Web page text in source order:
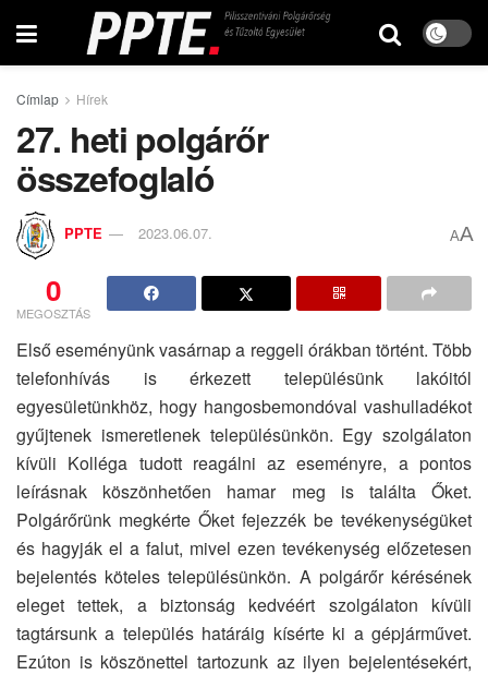
Címlap Hírek
27. heti polgárőr
összefoglaló
PPTE 2023.06.07. AA
0
MEGOSZTÁS
Első eseményünk vasárnap a reggeli órákban történt. Több
telefonhívás is érkezett településünk lakóitól
egyesületünkhöz, hogy hangosbemondóval vashulladékot
gyűjtenek ismeretlenek településünkön. Egy szolgálaton
kívüli Kolléga tudott reagálni az eseményre, a pontos
leírásnak köszönhetően hamar meg is találta Őket.
Polgárőrünk megkérte Őket fejezzék be tevékenységüket
és hagyják el a falut, mivel ezen tevékenység előzetesen
bejelentés köteles településünkön. A polgárőr kérésének
eleget tettek, a biztonság kedvéért szolgálaton kívüli
tagtársunk a település határáig kísérte ki a gépjárművet.
Ezúton is köszönettel tartozunk az ilyen bejelentésekért,